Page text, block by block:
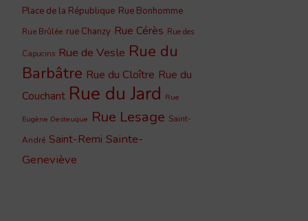
Place de la République Rue Bonhomme
Rue Brûlée rue Chanzy Rue Cérès Rue des
Capucins Rue de Vesle Rue du
Barbâtre Rue du Cloître Rue du
Couchant Rue du Jard Rue
Eugène Desteuque Rue Lesage Saint-
André Saint-Remi Sainte-
Geneviève